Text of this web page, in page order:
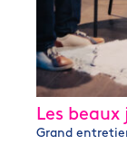
Les beaux
Grand